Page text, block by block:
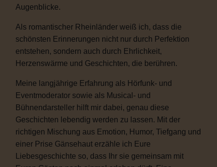
Augenblicke.
Als romantischer Rheinländer weiß ich, dass die
schönsten Erinnerungen nicht nur durch Perfektion
entstehen, sondern auch durch Ehrlichkeit,
Herzenswärme und Geschichten, die berühren.
Meine langjährige Erfahrung als Hörfunk- und
Eventmoderator sowie als Musical- und
Bühnendarsteller hilft mir dabei, genau diese
Geschichten lebendig werden zu lassen. Mit der
richtigen Mischung aus Emotion, Humor, Tiefgang und
einer Prise Gänsehaut erzähle ich Eure
Liebesgeschichte so, dass Ihr sie gemeinsam mit